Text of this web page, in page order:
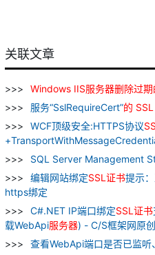
关联文章
Windows IIS服务器删除过期
服务“SslRequireCert”的 SSL
WCF顶级安全:HTTPS协议
SQL Server Management
编辑网站绑定SSL 证书提示
https绑定
C#.NET IP端口绑定SSL 证书
载WebApi服务器) - C/S框架网原创
查看WebApi端口是否已监听